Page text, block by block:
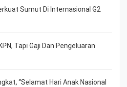
Sumut Di Internasional G2
Tapi Gaji Dan Pengeluaran
“Selamat Hari Anak Nasional